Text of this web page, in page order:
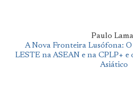
Paulo
A Nova Fronteira Lusófona:
LESTE na ASEAN e na CPLP+ e
Asiático